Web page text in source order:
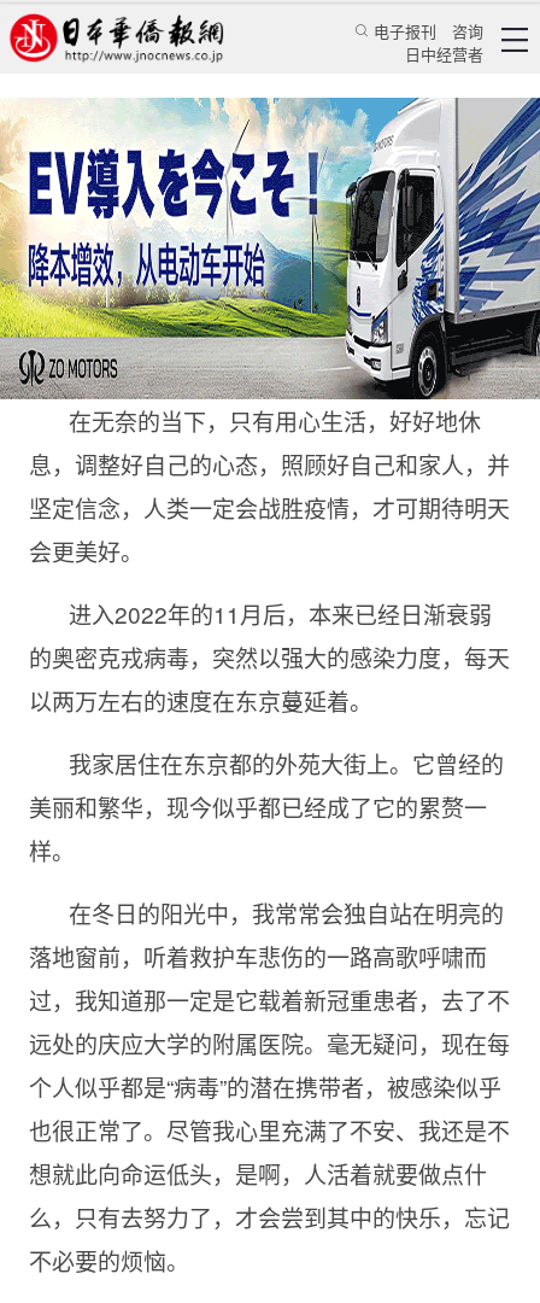
电子报刊
咨询
日中经营者
笑着哭是怎样一种感受
孟庆华 特辑 华文汇萃
日本华侨报 2022/12/26 14:10:01
在无奈的当下，只有用心生活，好好地休
息，调整好自己的心态，照顾好自己和家人，并
坚定信念，人类一定会战胜疫情，才可期待明天
会更美好。
进入2022年的11月后，本来已经日渐衰弱
的奥密克戎病毒，突然以强大的感染力度，每天
以两万左右的速度在东京蔓延着。
我家居住在东京都的外苑大街上。它曾经的
美丽和繁华，现今似乎都已经成了它的累赘一
样。
在冬日的阳光中，我常常会独自站在明亮的
落地窗前，听着救护车悲伤的一路高歌呼啸而
过，我知道那一定是它载着新冠重患者，去了不
远处的庆应大学的附属医院。毫无疑问，现在每
个人似乎都是“病毒”的潜在携带者，被感染似乎
也很正常了。尽管我心里充满了不安、我还是不
想就此向命运低头，是啊，人活着就要做点什
么，只有去努力了，才会尝到其中的快乐，忘记
不必要的烦恼。